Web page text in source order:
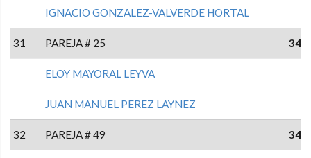
IGNACIO GONZALEZ-VALVERDE HORTAL
31 PAREJA # 25 34
ELOY MAYORAL LEYVA
JUAN MANUEL PEREZ LAYNEZ
32 PAREJA # 49 34